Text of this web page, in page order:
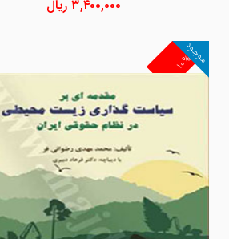
۳,۴۰۰,۰۰۰ریال
۱۰%
موجود